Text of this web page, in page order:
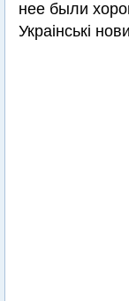
нее были
Украiнськi